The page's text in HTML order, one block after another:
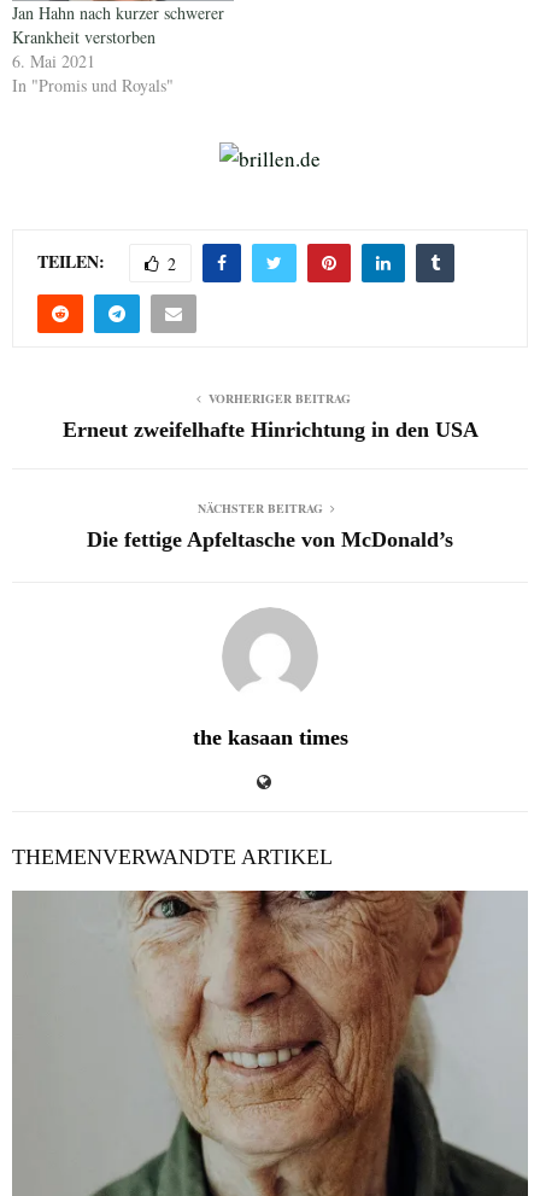
Jan Hahn nach kurzer schwerer
Krankheit verstorben
6. Mai 2021
In "Promis und Royals"
TEILEN: 2
VORHERIGER BEITRAG
Erneut zweifelhafte Hinrichtung in den USA
NÄCHSTER BEITRAG
Die fettige Apfeltasche von McDonald’s
the kasaan times
THEMENVERWANDTE ARTIKEL